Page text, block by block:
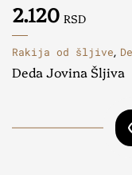
2.120 RSD
Rakija od šljive,
Deda Jovina Šljiva